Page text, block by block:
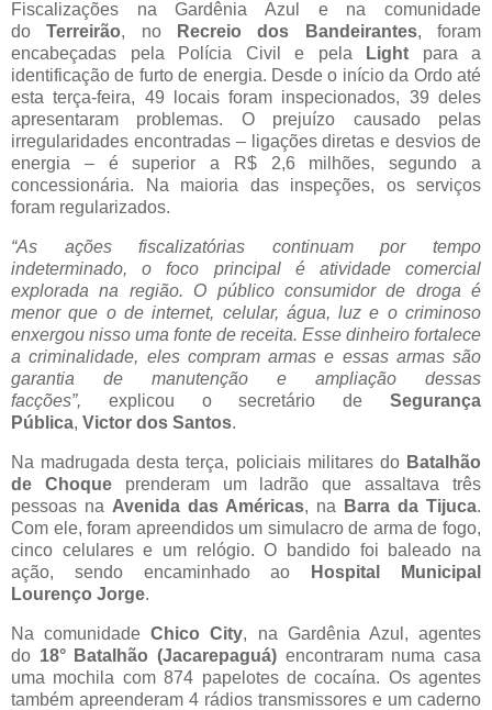
Fiscalizações na Gardênia Azul e na comunidade
doTerreirão, no Recreio dos Bandeirantes, foram
encabeçadas pela Polícia Civil e pela
Light para a
identificação de furto de energia. Desde o início da Ordo até
esta terça-feira, 49 locais foram inspecionados, 39 deles
apresentaram problemas. O prejuízo causado pelas
irregularidades encontradas – ligações diretas e desvios de
energia – é superior a R$ 2,6 milhões, segundo a
concessionária. Na maioria das inspeções, os serviços
foram regularizados.
“As ações fiscalizatórias continuam por tempo
indeterminado, o foco principal é atividade comercial
explorada na região. O público consumidor de droga é
menor que o de internet, celular, água, luz e o criminoso
enxergou nisso uma fonte de receita. Esse dinheiro fortalece
a criminalidade, eles compram armas e essas armas são
garantia de manutenção e ampliação dessas
facções”, explicou o secretário de Segurança
Pública, Victor dos Santos.
Na madrugada desta terça, policiais militares do Batalhão
de Choqueprenderam um ladrão que assaltava três
pessoas na Avenida das Américas, na Barra da Tijuca.
Com ele, foram apreendidos um simulacro de arma de fogo,
cinco celulares e um relógio. O bandido foi baleado na
ação, sendo encaminhado ao
Hospital Municipal
Lourenço Jorge.
Na comunidadeChico City, na Gardênia Azul, agentes
do 18° Batalhão (Jacarepaguá) encontraram numa casa
uma mochila com 874 papelotes de cocaína. Os agentes
também apreenderam 4 rádios transmissores e um caderno